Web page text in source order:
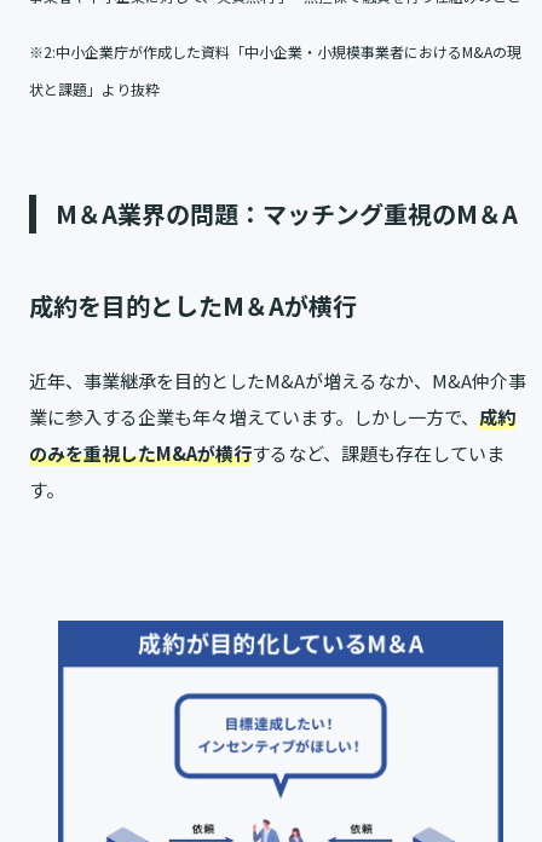
※2:中小企業庁が作成した資料「中小企業・小規模事業者におけるM&Aの現
状と課題」より抜粋
M＆A業界の問題：マッチング重視のM＆A
成約を目的としたM＆Aが横行
近年、事業継承を目的としたM&Aが増えるなか、M&A仲介事
業に参入する企業も年々増えています。しかし一方で、 成約
のみを重視したM&Aが横行するなど、課題も存在していま
す。